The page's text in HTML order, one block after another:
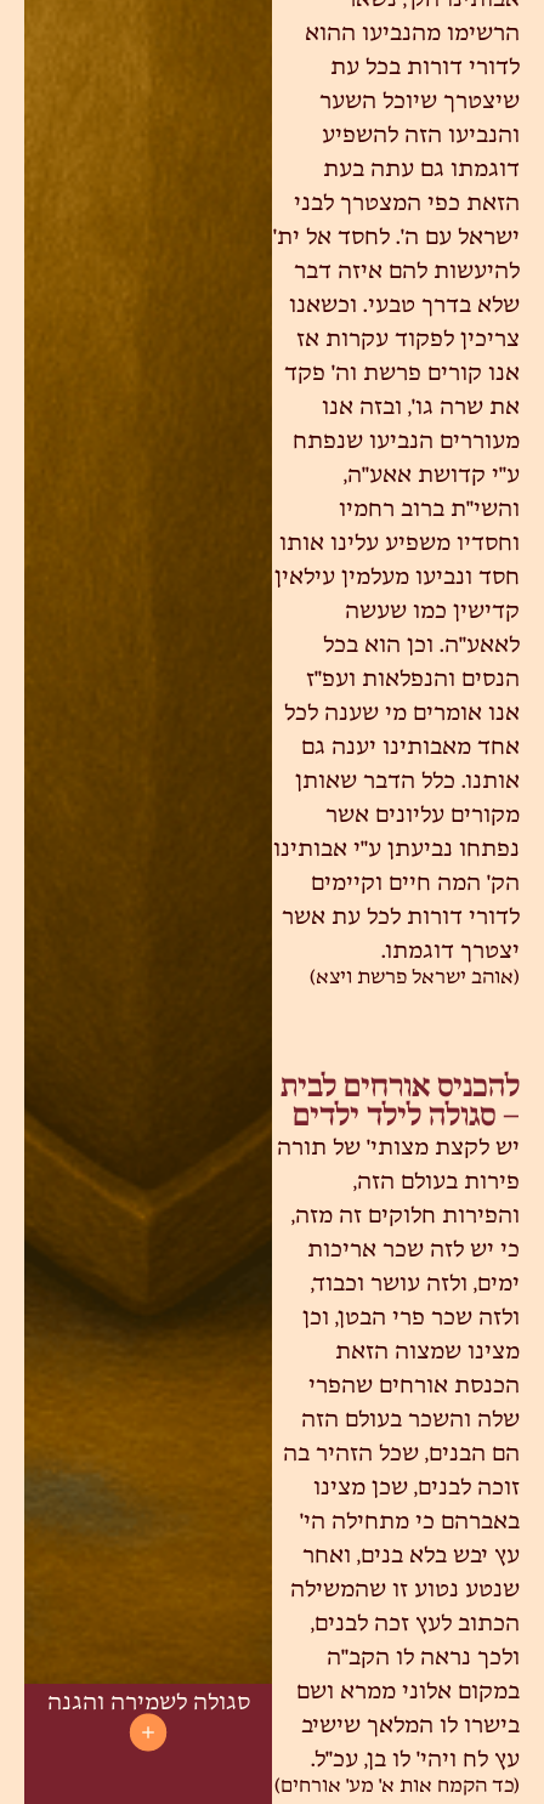
הרשימו מהנביעו ההוא
לדורי דורות בכל עת
שיצטרך שיוכל השער
והנביעו הזה להשפיע
דוגמתו גם עתה בעת
הזאת כפי המצטרך לבני
ישראל עם ה'. לחסד אל ית'
להיעשות להם איזה דבר
שלא בדרך טבעי. וכשאנו
צריכין לפקוד עקרות אז
אנו קורים פרשת וה' פקד
את שרה גו', ובזה אנו
מעוררים הנביעו שנפתח
ע"י קדושת אאע"ה,
והשי"ת ברוב רחמיו
וחסדיו משפיע עלינו אותו
חסד ונביעו מעלמין עילאין
קדישין כמו שעשה
לאאע"ה. וכן הוא בכל
הנסים והנפלאות ועפ"ז
אנו אומרים מי שענה לכל
אחד מאבותינו יענה גם
אותנו. כלל הדבר שאותן
מקורים עליונים אשר
נפתחו נביעתן ע"י אבותינו
הק' המה חיים וקיימים
לדורי דורות לכל עת אשר
יצטרך דוגמתו.
(אוהב ישראל פרשת ויצא)
להכניס אורחים לבית
– סגולה לילד ילדים
יש לקצת מצותי' של תורה
פירות בעולם הזה,
והפירות חלוקים זה מזה,
כי יש לזה שכר אריכות
ימים, ולזה עושר וכבוד,
ולזה שכר פרי הבטן, וכן
מצינו שמצוה הזאת
הכנסת אורחים שהפרי
שלה והשכר בעולם הזה
הם הבנים, שכל הזהיר בה
זוכה לבנים, שכן מצינו
באברהם כי מתחילה הי'
עץ יבש בלא בנים, ואחר
שנטע נטוע זו שהמשילה
הכתוב לעץ זכה לבנים,
ולכך נראה לו הקב"ה
במקום אלוני ממרא ושם
בישרו לו המלאך שישיב
עץ לח ויהי' לו בן, עכ"ל.
(כד הקמח אות א' מע' אורחים)
סגולה לשמירה והגנה